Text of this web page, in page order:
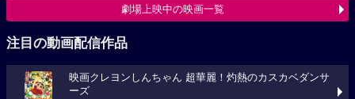
劇場上映中の映画一覧
注目の動画配信作品
映画クレヨンしんちゃん 超華麗！灼熱のカスカベダンサ
ーズ